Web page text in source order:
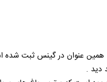
همین عنوان در گینس ثبت
دید .